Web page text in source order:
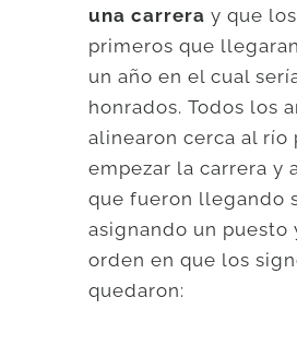
una carrera y que
primeros que
un año en el cual
honrados. Todos los
alinearon cerca al río
empezar la carrera y
que fueron llegando
asignando un puesto
orden en que los
quedaron: